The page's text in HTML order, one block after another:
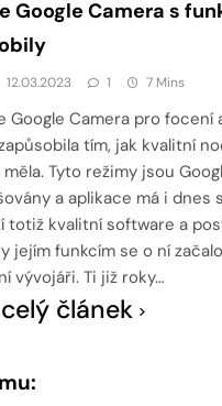
Google Camera s
12.03.2023 1 7 Mins
Google Camera pro focení
tím, jak kvalitní
Tyto režimy jsou
a aplikace má i dnes
totiž kvalitní software a
jejím funkcím se o ní
vývojáři. Ti již roky…
článek